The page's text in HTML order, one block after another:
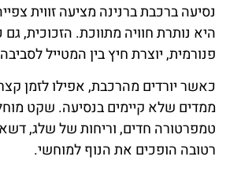
נסיעה ברכבת ברנינה מציעה זווית
היא נותרת חוויה מתווכת. הזכוכית,
פנורמית, יוצרת חיץ בין המטייל
כאשר יורדים מהרכבת, אפילו לזמן
ממדים שלא קיימים בנסיעה. שקט
טמפרטורה חדים, וריחות של שלג,
רטובה הופכים את הנוף למוחשי.